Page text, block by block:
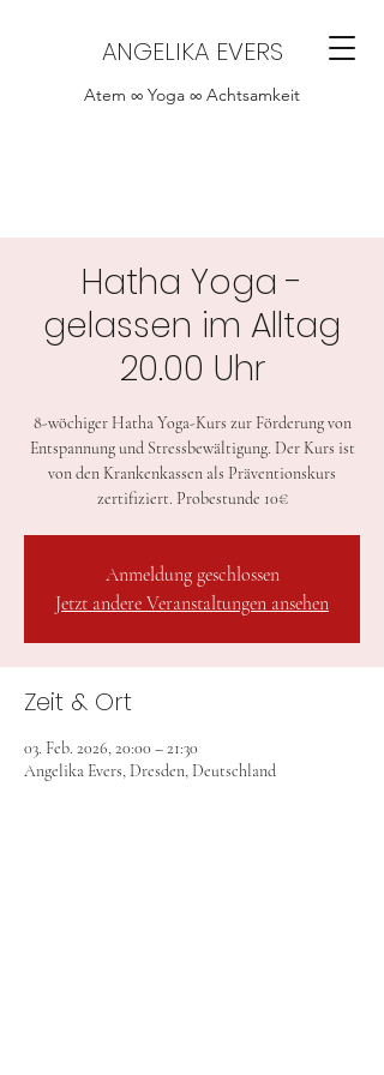
ANGELIKA EVERS
Atem ∞ Yoga ∞ Achtsamkeit
Hatha Yoga -
gelassen im Alltag
20.00 Uhr
8-wöchiger Hatha Yoga-Kurs zur Förderung von
Entspannung und Stressbewältigung. Der Kurs ist
von den Krankenkassen als Präventionskurs
zertifiziert. Probestunde 10€
Anmeldung geschlossen
Jetzt andere Veranstaltungen ansehen
Zeit & Ort
03. Feb. 2026, 20:00 – 21:30
Angelika Evers, Dresden, Deutschland